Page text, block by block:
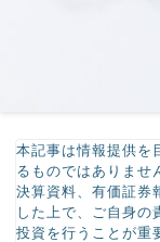
本記事は情報提供を
るものではありませ
決算資料、有価証券
した上で、ご自身の
投資を行うことが重